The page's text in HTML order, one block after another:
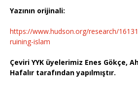
Yazının orijinali:
https://www.hudson.org/research/
ruining-islam
Çeviri YYK üyelerimiz Enes Gökçe,
Hafalır tarafından yapılmıştır.